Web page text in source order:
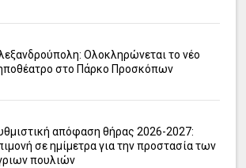
Ολοκληρώνεται το νέο
στο Πάρκο Προσκόπων
απόφαση θήρας 2026-2027:
σε ημίμετρα για την προστασία των
πουλιών